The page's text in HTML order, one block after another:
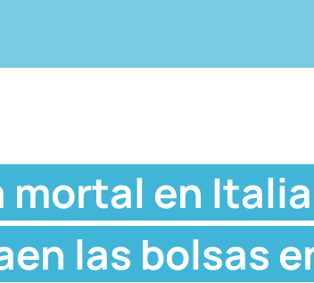
en
las bolsas